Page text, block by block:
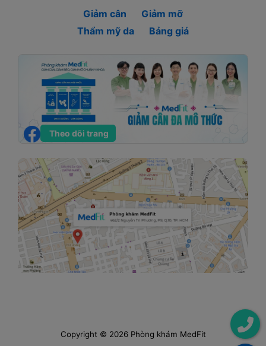
Giảm cân
Giảm mỡ
Thẩm mỹ da
Bảng giá
Theo dõi trang
Copyright © 2026 Phòng khám MedFit